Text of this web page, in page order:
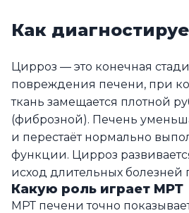
Как
Цирроз — это конечная
повреждения печени, при
ткань замещается плотной
(фиброзной). Печень
и перестаёт нормально
функции. Цирроз
исход длительных болезней
Какую роль играет МРТ
МРТ печени точно